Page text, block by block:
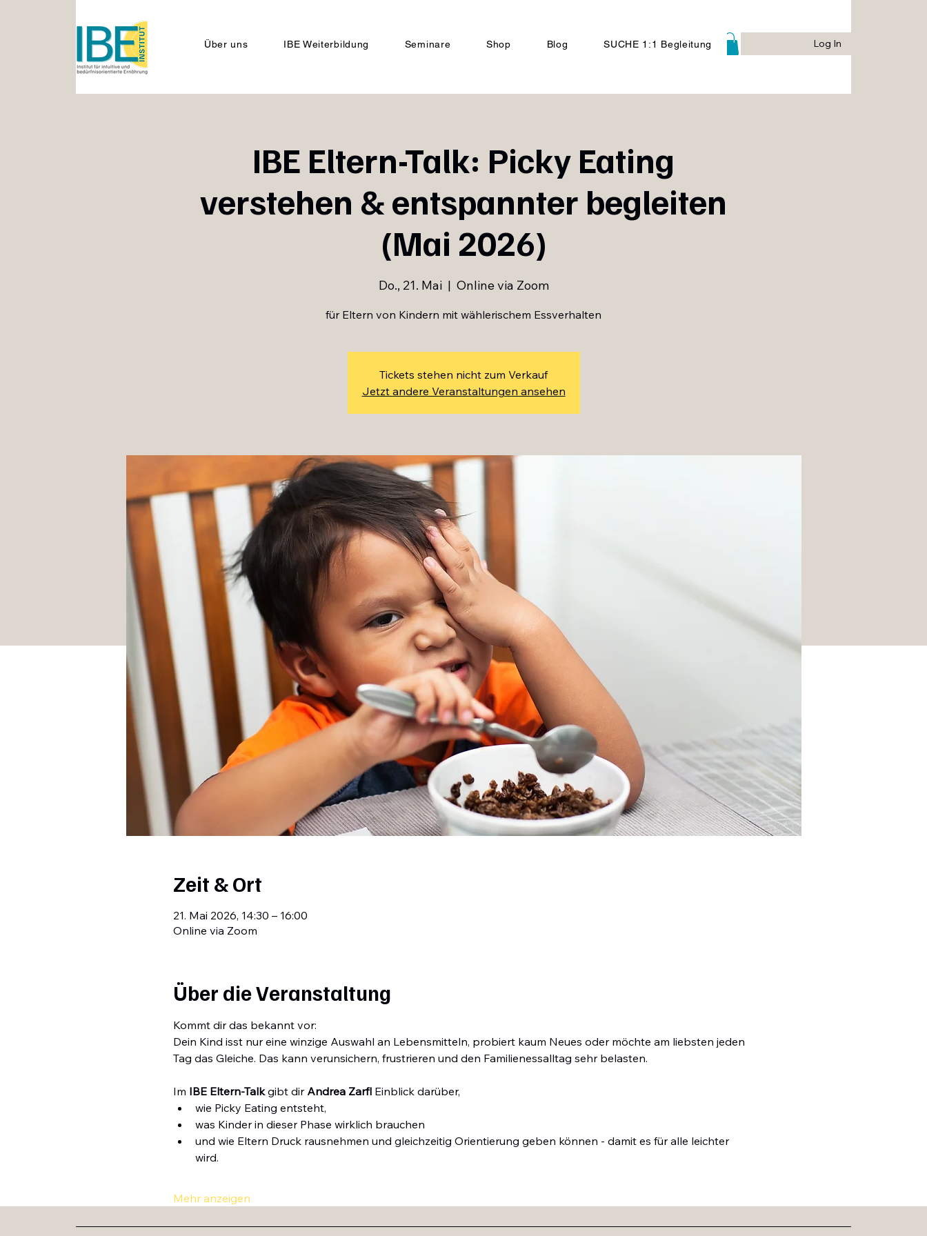
Log InLog In
Über uns IBE Weiterbildung Seminare Shop Blog SUCHE 1:1 Begleitung
IBE Eltern-Talk: Picky Eating
verstehen & entspannter begleiten
(Mai 2026)
Do., 21. Mai
  |
Online via Zoom
Tickets stehen nicht zum Verkauf
Jetzt andere Veranstaltungen ansehen
Zeit & Ort
21. Mai 2026, 14:30 – 16:00
Online via Zoom
Über die Veranstaltung
Kommt dir das bekannt vor:
Dein Kind isst nur eine winzige Auswahl an Lebensmitteln, probiert kaum Neues oder möchte am liebsten jeden
Tag das Gleiche. Das kann verunsichern, frustrieren und den Familienessalltag sehr belasten.
Im IBE Eltern-Talk gibt dir Andrea Zarfl Einblick darüber,
wie Picky Eating entsteht,
was Kinder in dieser Phase wirklich brauchen
und wie Eltern Druck rausnehmen und gleichzeitig Orientierung geben können - damit es für alle leichter
wird.
Mehr anzeigen